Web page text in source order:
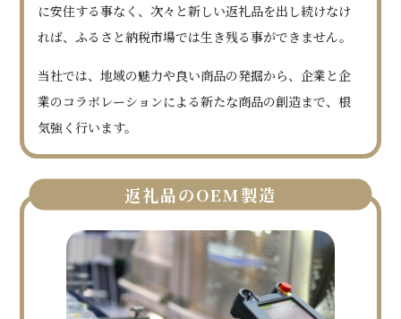
に安住する事なく、次々と新しい返礼品を出し続けなけ
れば、ふるさと納税市場では生き残る事ができません。
当社では、地域の魅力や良い商品の発掘から、企業と企
業のコラボレーションによる新たな商品の創造まで、根
気強く行います。
返礼品のOEM製造